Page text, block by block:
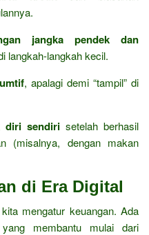
jangka pendek dan
langkah-langkah kecil.
, apalagi demi “tampil” di
diri sendiri setelah berhasil
(misalnya, dengan makan
di Era Digital
mengatur keuangan. Ada
membantu mulai dari